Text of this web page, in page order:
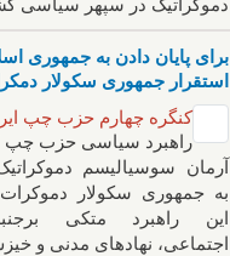
دموکراتیک در سپهر سیاسی
برای پایان دادن به جمهوری
استقرار جمهوری سکولار
کنگره چهارم حزب چپ
راهبرد سياسی حزب چپ
آرمان سوسیالیسم
به جمهوری سکولار
این راهبرد متکی
اجتماعی، نهادهای مدنی و